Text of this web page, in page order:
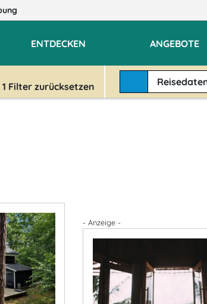
ENTDECKEN ANGEBOTE
1 Filter zurücksetzen
- Anzeige -